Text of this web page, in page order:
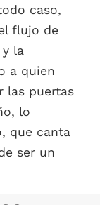
caso,
flujo de
la
a quien
las puertas
lo
que canta
ser un